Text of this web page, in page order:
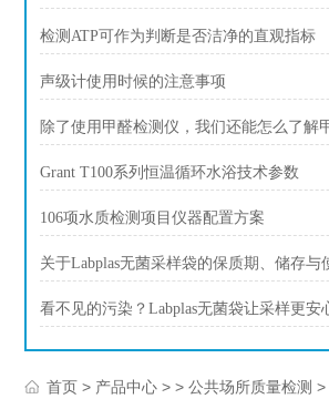
检测ATP可作为判断是否洁净的直观指标
声级计使用时候的注意事项
除了使用甲醛检测仪，我们还能怎么了解
Grant T100系列恒温循环水浴技术参数
106项水质检测项目仪器配置方案
关于Labplas无菌采样袋的保质期、储存与
看不见的污染？Labplas无菌袋让采样更安
首页 > 产品中心 > >公共场所质量检测 >